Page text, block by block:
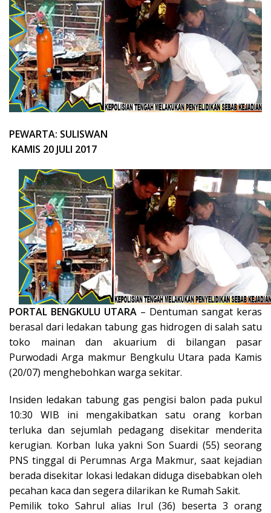
PEWARTA: SULISWAN
KAMIS 20 JULI 2017
PORTAL BENGKULU UTARA – Dentuman sangat keras
berasal dari ledakan tabung gas hidrogen di salah satu
toko mainan dan akuarium di bilangan pasar
Purwodadi Arga makmur Bengkulu Utara pada Kamis
(20/07) menghebohkan warga sekitar.
Insiden ledakan tabung gas pengisi balon pada pukul
10:30 WIB ini mengakibatkan satu orang korban
terluka dan sejumlah pedagang disekitar menderita
kerugian. Korban luka yakni Son Suardi (55) seorang
PNS tinggal di Perumnas Arga Makmur, saat kejadian
berada disekitar lokasi ledakan diduga disebabkan oleh
pecahan kaca dan segera dilarikan ke Rumah Sakit.
Pemilik toko Sahrul alias Irul (36) beserta 3 orang